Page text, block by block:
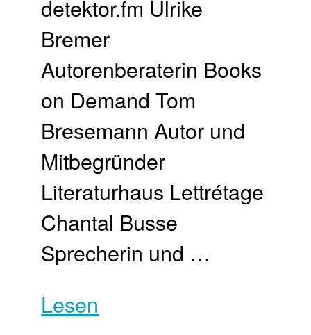
detektor.fm Ulrike
Bremer
Autorenberaterin Books
on Demand Tom
Bresemann Autor und
Mitbegründer
Literaturhaus Lettrétage
Chantal Busse
Sprecherin und …
Lesen